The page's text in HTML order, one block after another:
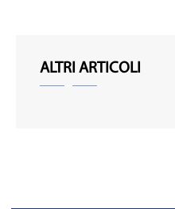
ALTRI ARTICOLI